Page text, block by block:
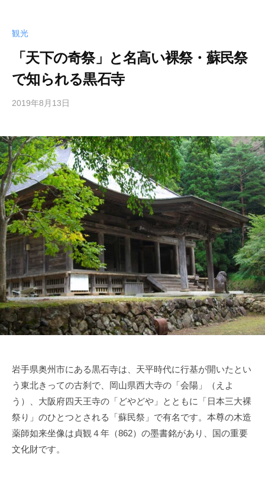
観光
「天下の奇祭」と名高い裸祭・蘇民祭
で知られる黒石寺
2019年8月13日
理
人
岩手県奥州市にある黒石寺は、天平時代に行基が開いたとい
う東北きっての古刹で、岡山県西大寺の「会陽」（えよ
う）、大阪府四天王寺の「どやどや」とともに「日本三大裸
祭り」のひとつとされる「蘇民祭」で有名です。本尊の木造
薬師如来坐像は貞観４年（862）の墨書銘があり、国の重要
文化財です。